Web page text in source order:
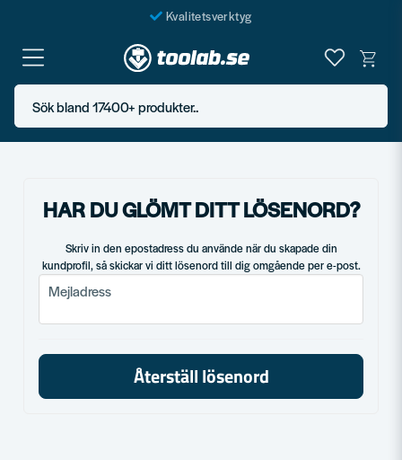
Kvalitetsverktyg
Fraktfritt över 999 SEK*
En järnhandel för alla
Butik i Göteborg
Sök bland 17400+ produkter..
HAR DU GLÖMT DITT LÖSENORD?
Skriv in den epostadress du använde när du skapade din
kundprofil, så skickar vi ditt lösenord till dig omgående per e-post.
Mejladress
Mejladress
Återställ lösenord